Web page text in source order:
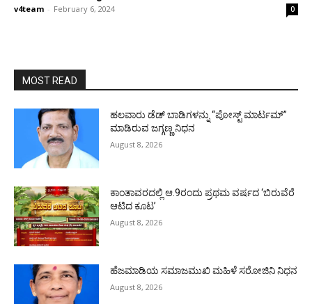
v4team - February 6, 2024 0
MOST READ
ಹಲವಾರು ಡೆಡ್ ಬಾಡಿಗಳನ್ನು “ಪೋಸ್ಟ್ ಮಾರ್ಟಮ್”
ಮಾಡಿರುವ ಜಗ್ಗಣ್ಣ ನಿಧನ
August 8, 2026
ಕಾಂತಾವರದಲ್ಲಿ ಆ.9ರಂದು ಪ್ರಥಮ ವರ್ಷದ ‘ಬಿರುವೆರೆ
ಆಟಿದ ಕೂಟ’
August 8, 2026
ಹೆಜಮಾಡಿಯ ಸಮಾಜಮುಖಿ ಮಹಿಳೆ ಸರೋಜಿನಿ ನಿಧನ
August 8, 2026